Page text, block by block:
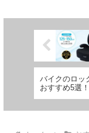
バイクのロッ
おすすめ5選